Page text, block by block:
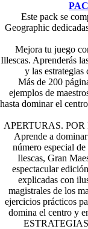
Este pack se
Geographic
Mejora tu juego
Illescas. Aprenderás
y las
Más de 200
ejemplos de
hasta dominar el
APERTURAS.
Aprende a
número especial
Ilescas, Gran
espectacular
explicadas con
magistrales de los
ejercicios prácticos
domina el centro y